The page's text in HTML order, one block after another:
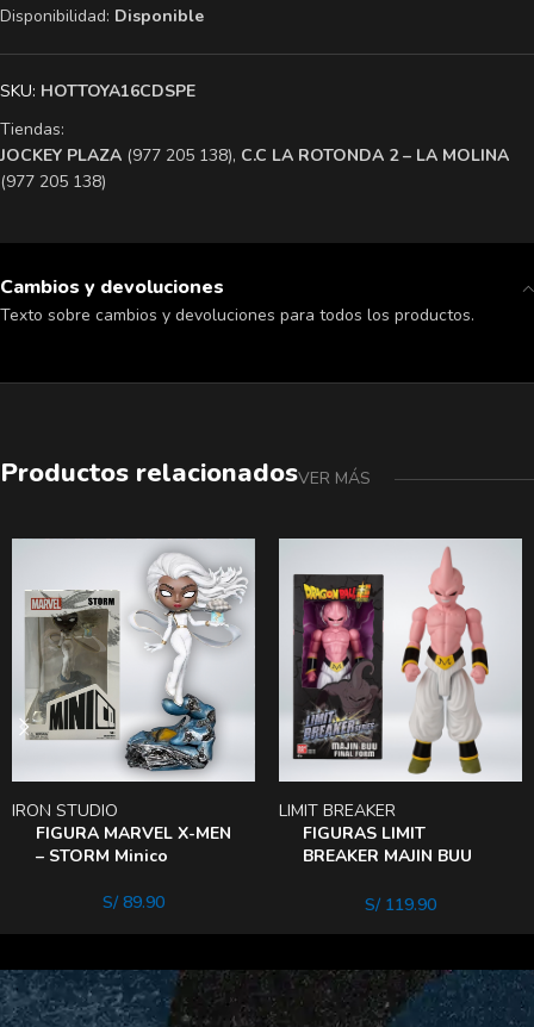
Disponibilidad: Disponible
SKU: HOTTOYA16CDSPE
Tiendas:
​JOCKEY PLAZA (977 205 138), ​C.C LA ROTONDA 2 – LA MOLINA
(977 205 138)
Cambios y devoluciones
Texto sobre cambios y devoluciones para todos los productos.
Productos relacionadosVER MÁS
FIGURA MARVEL X-MEN
– STORM Minico
IRON STUDIO
S/89.90
FIGURAS LIMIT
BREAKER MAJIN BUU
LIMIT BREAKER
S/119.90